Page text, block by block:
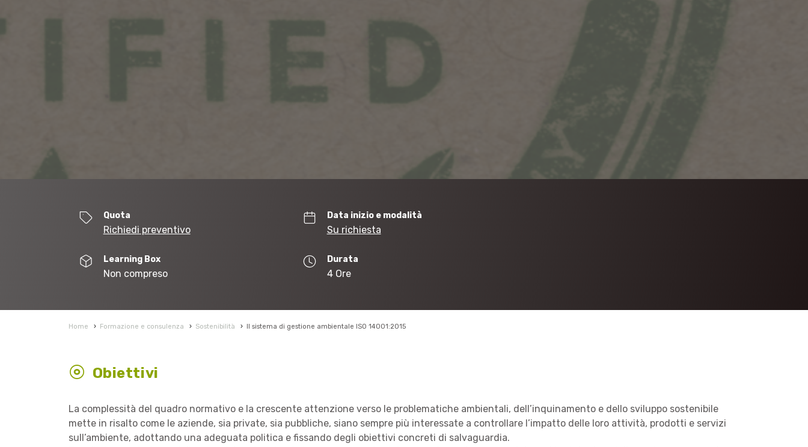
Quota
Richiedi preventivo
Learning Box
Non compreso
Data inizio e modalità
Su richiesta
Durata
4 Ore
Home › Formazione e consulenza › Sostenibilità › Il sistema di gestione ambientale ISO 14001:2015
Obiettivi
La complessità del quadro normativo e la crescente attenzione verso le problematiche ambientali, dell’inquinamento e dello sviluppo sostenibile
mette in risalto come le aziende, sia private, sia pubbliche, siano sempre più interessate a controllare l’impatto delle loro attività, prodotti e servizi
sull’ambiente, adottando una adeguata politica e fissando degli obiettivi concreti di salvaguardia.